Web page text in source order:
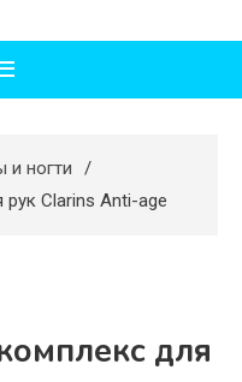
и ногти
Clarins Anti-age
для